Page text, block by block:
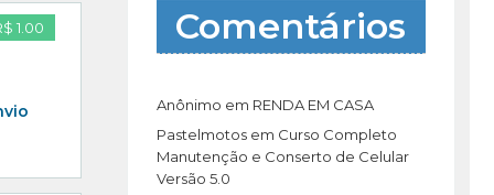
1.00 Comentários
Anônimo em RENDA EM CASA
Pastelmotosem Curso Completo
Manutenção e Conserto de Celular
Versão 5.0